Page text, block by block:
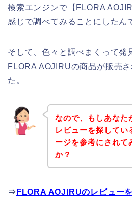
検索エンジンで【FLORA
感じで調べてみることにしたん
そして、色々と調べまくって発
FLORA AOJIRUの商品が販売
た。
なので、もしあな
レビューを探してい
ージを参考にされて
か？
⇒ FLORA AOJIRUのレビュー